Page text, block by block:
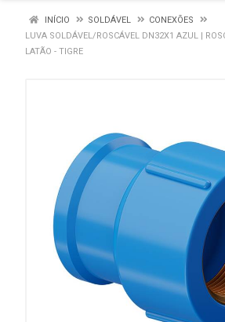
INÍCIO SOLDÁVEL
CONEXÕES
LUVA SOLDÁVEL/ROSCÁVEL DN32X1 AZUL |
LATÃO - TIGRE